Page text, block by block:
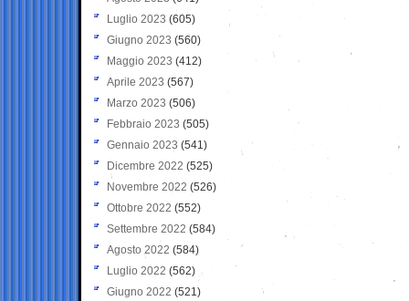
Luglio 2023 (605)
Giugno 2023 (560)
Maggio 2023 (412)
Aprile 2023 (567)
Marzo 2023 (506)
Febbraio 2023 (505)
Gennaio 2023 (541)
Dicembre 2022 (525)
Novembre 2022 (526)
Ottobre 2022 (552)
Settembre 2022 (584)
Agosto 2022 (584)
Luglio 2022 (562)
Giugno 2022 (521)